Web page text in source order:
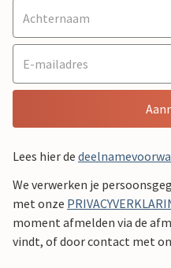
Lees hier de
We verwerken je
met onze
moment afmelden via de
vindt, of door contact met